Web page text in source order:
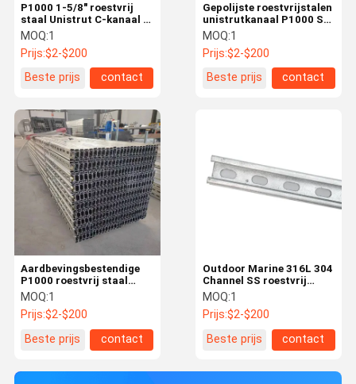
P1000 1-5/8" roestvrij
staal Unistrut C-kanaal 6
inch OEM in bulk
MOQ:1
Prijs:$2-$200
Beste prijs
contact
Gepolijste roestvrijstalen
unistrutkanaal P1000 SS
304SUS voor
leidingsystemen
MOQ:1
Prijs:$2-$200
Beste prijs
contact
Aardbevingsbestendige
P1000 roestvrij staal
Unistrut 158x158 Voor
seismische weerstand
MOQ:1
Prijs:$2-$200
Beste prijs
contact
Outdoor Marine 316L 304
Channel SS roestvrij
staal Strut C-vormig U-
vormig
MOQ:1
Prijs:$2-$200
Beste prijs
contact